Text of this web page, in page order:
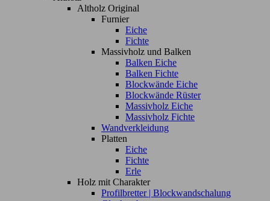
Altholz Original
Furnier
Eiche
Fichte
Massivholz und Balken
Balken Eiche
Balken Fichte
Blockwände Eiche
Blockwände Rüster
Massivholz Eiche
Massivholz Fichte
Wandverkleidung
Platten
Eiche
Fichte
Erle
Holz mit Charakter
Profilbretter | Blockwandschalung